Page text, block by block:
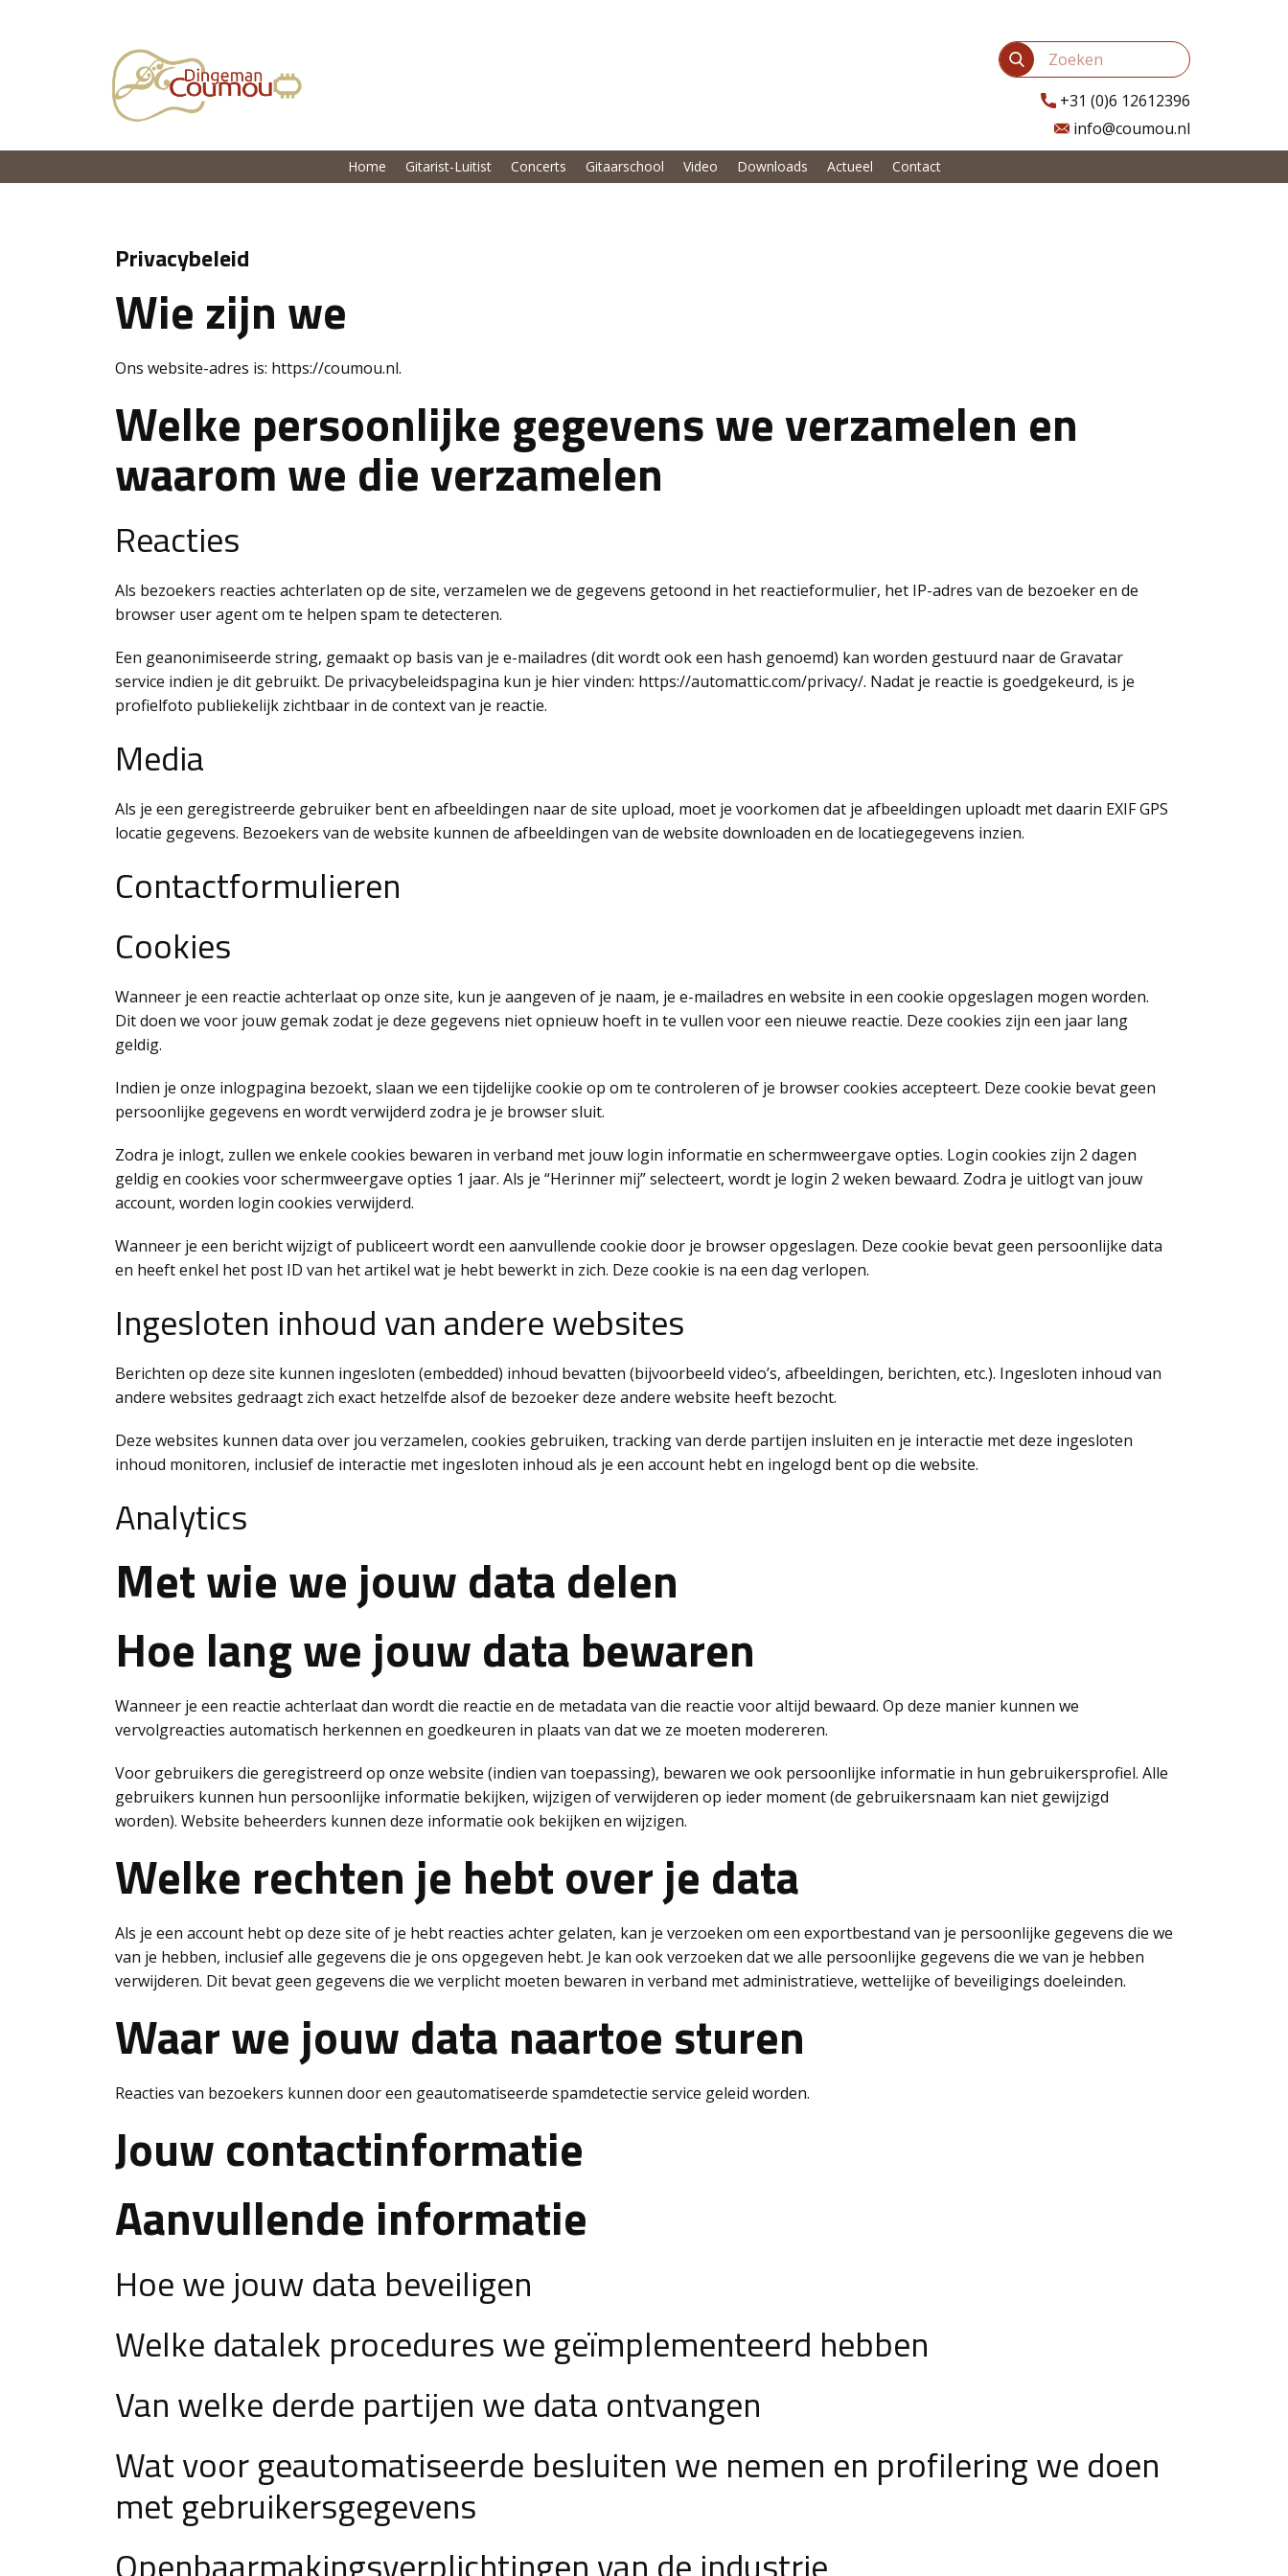
​+31 (0)6 12612396
info@coumou.nl
Home Gitarist-Luitist Concerts Gitaarschool Video Downloads Actueel Contact
Privacybeleid
Wie zijn we
Ons website-adres is: https://coumou.nl.
Welke persoonlijke gegevens we verzamelen en
waarom we die verzamelen
Reacties
Als bezoekers reacties achterlaten op de site, verzamelen we de gegevens getoond in het reactieformulier, het IP-adres van de bezoeker en de
browser user agent om te helpen spam te detecteren.
Een geanonimiseerde string, gemaakt op basis van je e-mailadres (dit wordt ook een hash genoemd) kan worden gestuurd naar de Gravatar
service indien je dit gebruikt. De privacybeleidspagina kun je hier vinden: https://automattic.com/privacy/. Nadat je reactie is goedgekeurd, is je
profielfoto publiekelijk zichtbaar in de context van je reactie.
Media
Als je een geregistreerde gebruiker bent en afbeeldingen naar de site upload, moet je voorkomen dat je afbeeldingen uploadt met daarin EXIF GPS
locatie gegevens. Bezoekers van de website kunnen de afbeeldingen van de website downloaden en de locatiegegevens inzien.
Contactformulieren
Cookies
Wanneer je een reactie achterlaat op onze site, kun je aangeven of je naam, je e-mailadres en website in een cookie opgeslagen mogen worden.
Dit doen we voor jouw gemak zodat je deze gegevens niet opnieuw hoeft in te vullen voor een nieuwe reactie. Deze cookies zijn een jaar lang
geldig.
Indien je onze inlogpagina bezoekt, slaan we een tijdelijke cookie op om te controleren of je browser cookies accepteert. Deze cookie bevat geen
persoonlijke gegevens en wordt verwijderd zodra je je browser sluit.
Zodra je inlogt, zullen we enkele cookies bewaren in verband met jouw login informatie en schermweergave opties. Login cookies zijn 2 dagen
geldig en cookies voor schermweergave opties 1 jaar. Als je “Herinner mij” selecteert, wordt je login 2 weken bewaard. Zodra je uitlogt van jouw
account, worden login cookies verwijderd.
Wanneer je een bericht wijzigt of publiceert wordt een aanvullende cookie door je browser opgeslagen. Deze cookie bevat geen persoonlijke data
en heeft enkel het post ID van het artikel wat je hebt bewerkt in zich. Deze cookie is na een dag verlopen.
Ingesloten inhoud van andere websites
Berichten op deze site kunnen ingesloten (embedded) inhoud bevatten (bijvoorbeeld video’s, afbeeldingen, berichten, etc.). Ingesloten inhoud van
andere websites gedraagt zich exact hetzelfde alsof de bezoeker deze andere website heeft bezocht.
Deze websites kunnen data over jou verzamelen, cookies gebruiken, tracking van derde partijen insluiten en je interactie met deze ingesloten
inhoud monitoren, inclusief de interactie met ingesloten inhoud als je een account hebt en ingelogd bent op die website.
Analytics
Met wie we jouw data delen
Hoe lang we jouw data bewaren
Wanneer je een reactie achterlaat dan wordt die reactie en de metadata van die reactie voor altijd bewaard. Op deze manier kunnen we
vervolgreacties automatisch herkennen en goedkeuren in plaats van dat we ze moeten modereren.
Voor gebruikers die geregistreerd op onze website (indien van toepassing), bewaren we ook persoonlijke informatie in hun gebruikersprofiel. Alle
gebruikers kunnen hun persoonlijke informatie bekijken, wijzigen of verwijderen op ieder moment (de gebruikersnaam kan niet gewijzigd
worden). Website beheerders kunnen deze informatie ook bekijken en wijzigen.
Welke rechten je hebt over je data
Als je een account hebt op deze site of je hebt reacties achter gelaten, kan je verzoeken om een exportbestand van je persoonlijke gegevens die we
van je hebben, inclusief alle gegevens die je ons opgegeven hebt. Je kan ook verzoeken dat we alle persoonlijke gegevens die we van je hebben
verwijderen. Dit bevat geen gegevens die we verplicht moeten bewaren in verband met administratieve, wettelijke of beveiligings doeleinden.
Waar we jouw data naartoe sturen
Reacties van bezoekers kunnen door een geautomatiseerde spamdetectie service geleid worden.
Jouw contactinformatie
Aanvullende informatie
Hoe we jouw data beveiligen
Welke datalek procedures we geïmplementeerd hebben
Van welke derde partijen we data ontvangen
Wat voor geautomatiseerde besluiten we nemen en profilering we doen
met gebruikersgegevens